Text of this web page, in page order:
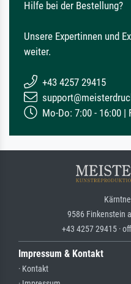
Hilfe bei der Bestellung?
Unsere Expertinnen und
weiter.
+43 4257 29415
Mo-Do: 7:00 - 16:00 |
9586 Finkenstein
+43 4257 29415 ·
Impressum & Kontakt
· Kontakt